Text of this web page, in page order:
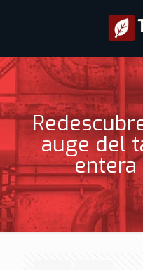
auge del
entera